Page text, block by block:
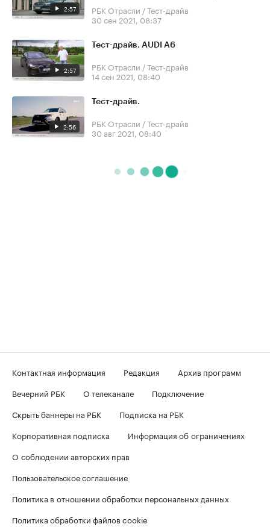
2:57
РБК Отрасли / Тест-драйв
30 сен 2021, 08:37
2:57
Тест-драйв. AUDI A6
РБК Отрасли / Тест-драйв
14 сен 2021, 08:40
2:56
Тест-драйв.
РБК Отрасли / Тест-драйв
30 авг 2021, 08:40
Контактная информация Редакция
Архив программ
Вечерний РБК
О телеканале
Подключение
Скрыть баннеры на РБК
Подписка на РБК
Корпоративная подписка
Информация об ограничениях
О соблюдении авторских прав
Пользовательское соглашение
Политика в отношении обработки персональных данных
Политика обработки файлов cookie